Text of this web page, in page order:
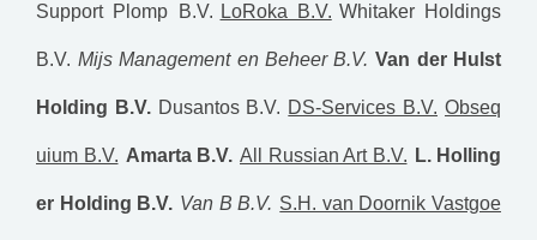
Support Plomp B.V. LoRoka B.V. Whitaker Holdings
B.V. Mijs Management en Beheer B.V. Van der Hulst
Holding B.V. Dusantos B.V. DS-Services B.V. Obseq
uium B.V. Amarta B.V. All Russian Art B.V. L. Holling
er Holding B.V. Van B B.V. S.H. van Doornik Vastgoe